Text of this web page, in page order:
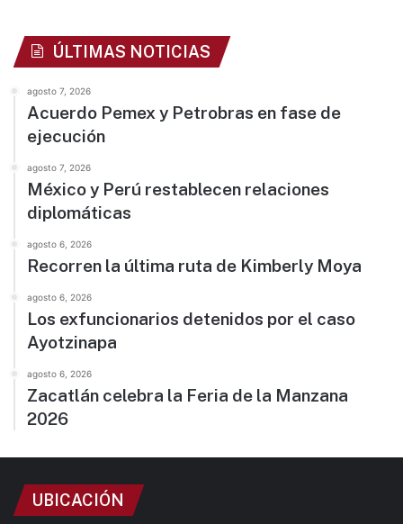
ÚLTIMAS NOTICIAS
agosto 7, 2026
Acuerdo Pemex y Petrobras en fase de
ejecución
agosto 7, 2026
México y Perú restablecen relaciones
diplomáticas
agosto 6, 2026
Recorren la última ruta de Kimberly Moya
agosto 6, 2026
Los exfuncionarios detenidos por el caso
Ayotzinapa
agosto 6, 2026
Zacatlán celebra la Feria de la Manzana
2026
UBICACIÓN